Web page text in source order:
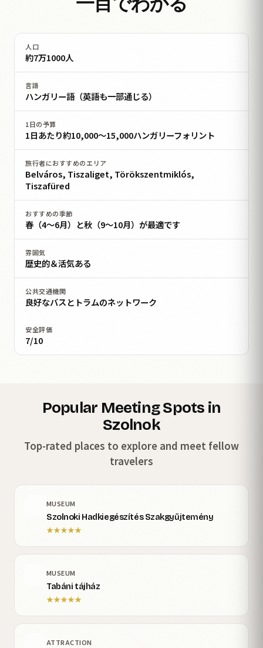
人口
約7万1000人
言語
ハンガリー語（英語も一部通じる）
1日の予算
1日あたり約10,000〜15,000ハンガリーフォリント
旅行者におすすめのエリア
Belváros, Tiszaliget, Törökszentmiklós,
Tiszafüred
おすすめの季節
春（4〜6月）と秋（9〜10月）が最適です
雰囲気
歴史的＆活気ある
公共交通機関
良好なバスとトラムのネットワーク
安全評価
7/10
Popular Meeting Spots in
Szolnok
Top-rated places to explore and meet fellow
travelers
MUSEUM
Szolnoki Hadkiegészítés Szakgyűjtemény
★★★★★
MUSEUM
Tabáni tájház
★★★★★
ATTRACTION